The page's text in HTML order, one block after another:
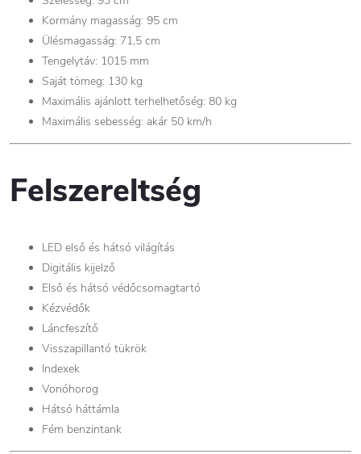
Kormány magasság: 95 cm
Ülésmagasság: 71,5 cm
Tengelytáv: 1015 mm
Saját tömeg: 130 kg
Maximális ajánlott terhelhetőség: 80 kg
Maximális sebesség: akár 50 km/h
Felszereltség
LED első és hátsó világítás
Digitális kijelző
Első és hátsó védőcsomagtartó
Kézvédők
Láncfeszítő
Visszapillantó tükrök
Indexek
Vonóhorog
Hátsó háttámla
Fém benzintank